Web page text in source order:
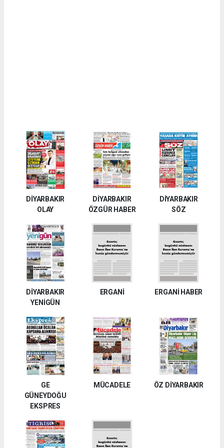
DİYARBAKIR
OLAY
DİYARBAKIR
ÖZGÜR HABER
DİYARBAKIR
SÖZ
DİYARBAKIR
YENİGÜN
ERGANİ ERGANİ HABER
GE
GÜNEYDOĞU
EKSPRES
MÜCADELE ÖZ DİYARBAKIR